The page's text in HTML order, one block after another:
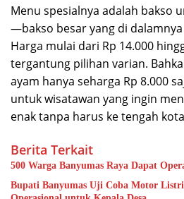
Menu spesialnya adalah bakso
—bakso besar yang di
Harga mulai dari Rp 14.000
tergantung pilihan varian.
ayam hanya seharga Rp 8.000
untuk wisatawan yang ingin
enak tanpa harus ke tengah
Berita Terkait
500 Warga Banyumas Raya Dapat
Bupati Banyumas Uji Coba Motor